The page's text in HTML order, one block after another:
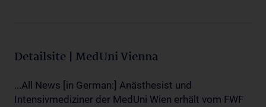
Detailsite | MedUni Vienna
...All News [in German:] Anästhesist und
Intensivmediziner der MedUni Wien erhält vom FWF